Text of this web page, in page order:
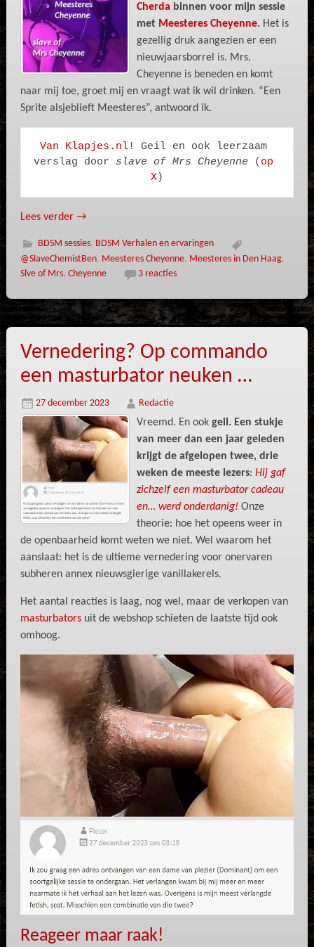
Cherda binnen voor mijn sessie
met Meesteres Cheyenne.Het is
gezellig druk aangezien er een
nieuwjaarsborrel is. Mrs.
Cheyenne is beneden en komt
naar mij toe, groet mij en vraagt wat ik wil drinken. “Een
Sprite alsjeblieft Meesteres”, antwoord ik.
Van Klapjes.nl! Geil en ook leerzaam
verslag door slave of Mrs Cheyenne ( op
X)
Lees verder →
BDSM sessies, BDSM Verhalen en ervaringen
@SlaveChemistBen, Meesteres Cheyenne, Meesteres in Den Haag,
Slve of Mrs. Cheyenne
3 reacties
Vernedering? Op commando
een masturbator neuken …
27 december 2023 Redactie
Vreemd. En ook geil. Een stukje
van meer dan een jaar geleden
krijgt de afgelopen twee, drie
weken de meeste lezers: Hij gaf
zichzelf een masturbator cadeau
en… werd onderdanig! Onze
theorie: hoe het opeens weer in
de openbaarheid komt weten we niet. Wel waarom het
aanslaat: het is de ultieme vernedering voor onervaren
subheren annex nieuwsgierige vanillakerels.
Het aantal reacties is laag, nog wel, maar de verkopen van
masturbatorsuit de webshop schieten de laatste tijd ook
omhoog.
Reageer maar raak!